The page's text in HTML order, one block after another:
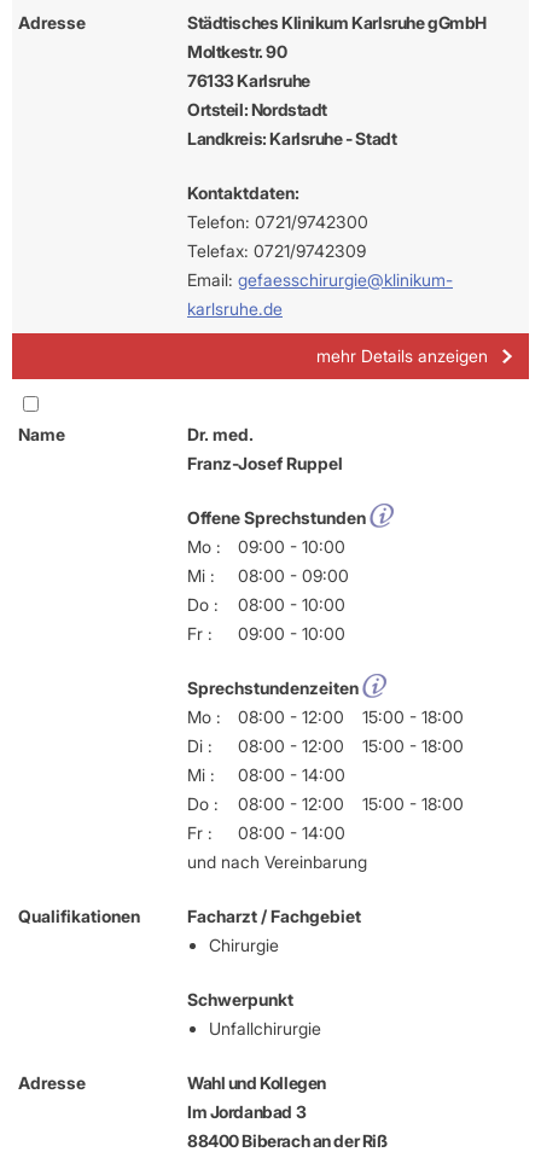
Adresse
Städtisches Klinikum Karlsruhe gGmbH
Moltkestr. 90
76133 Karlsruhe
Ortsteil: Nordstadt
Landkreis: Karlsruhe - Stadt
Kontaktdaten:
Telefon: 0721/9742300
Telefax: 0721/9742309
Email: gefaesschirurgie@klinikum-
karlsruhe.de
mehr Details anzeigen
Name
Dr. med.
Franz-Josef Ruppel
Offene Sprechstunden
Mo :
09:00 - 10:00
Mi :
08:00 - 09:00
Do :
08:00 - 10:00
Fr :
09:00 - 10:00
Sprechstundenzeiten
Mo :
08:00 - 12:00
15:00 - 18:00
Di :
08:00 - 12:00
15:00 - 18:00
Mi :
08:00 - 14:00
Do :
08:00 - 12:00
15:00 - 18:00
Fr :
08:00 - 14:00
und nach Vereinbarung
Qualifikationen
Facharzt / Fachgebiet
Chirurgie
Schwerpunkt
Unfallchirurgie
Adresse
Wahl und Kollegen
Im Jordanbad 3
88400 Biberach an der Riß